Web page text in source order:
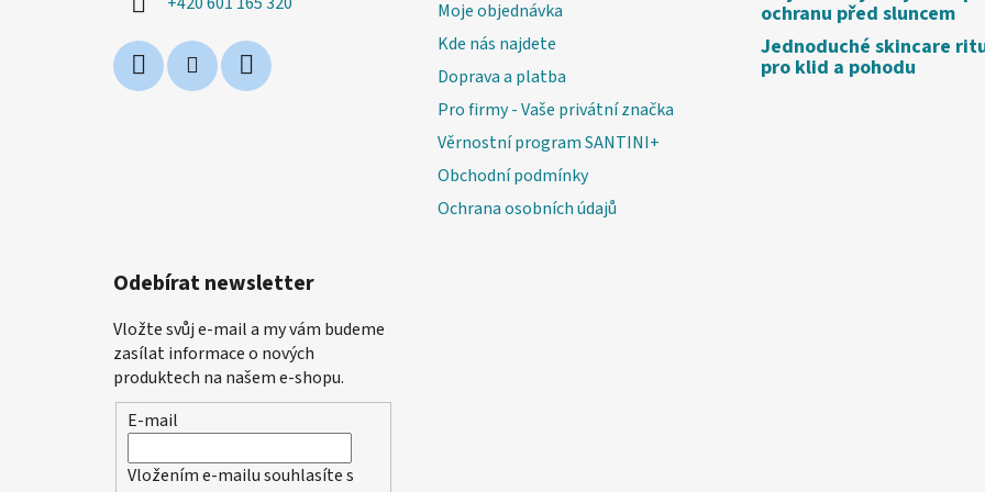
Moje objednávka
Kde nás najdete
Doprava a platba
Pro firmy - Vaše privátní značka
Věrnostní program SANTINI+
Obchodní podmínky
Ochrana osobních údajů
ochranu před sluncem
Jednoduché skincare
pro klid a pohodu
Odebírat newsletter
Vložte svůj e-mail a my vám budeme
zasílat informace o nových
produktech na našem e-shopu.
E-mail
Vložením e-mailu souhlasíte s